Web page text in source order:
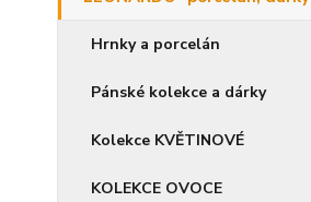
Hrnky a porcelán
Pánské kolekce a dárky
Kolekce KVĚTINOVÉ
KOLEKCE OVOCE